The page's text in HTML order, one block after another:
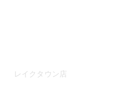
レイク タウン店